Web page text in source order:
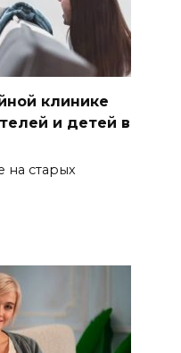
клинике
и детей в
на старых